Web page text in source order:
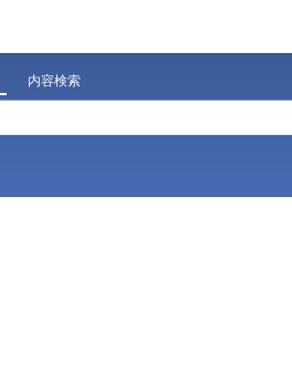
内容検索